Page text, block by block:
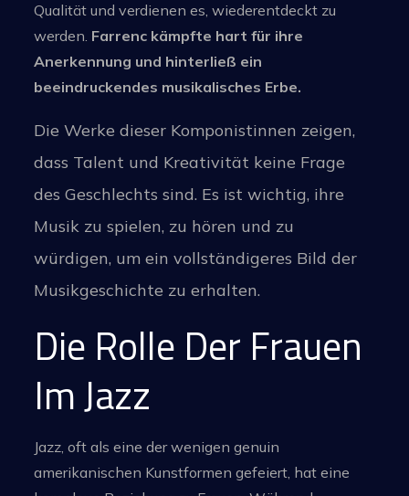
Qualität und verdienen es, wiederentdeckt zu
werden. Farrenc kämpfte hart für ihre
Anerkennung und hinterließ ein
beeindruckendes musikalisches Erbe.
Die Werke dieser Komponistinnen zeigen,
dass Talent und Kreativität keine Frage
des Geschlechts sind. Es ist wichtig, ihre
Musik zu spielen, zu hören und zu
würdigen, um ein vollständigeres Bild der
Musikgeschichte zu erhalten.
Die Rolle Der Frauen
Im Jazz
Jazz, oft als eine der wenigen genuin
amerikanischen Kunstformen gefeiert, hat eine